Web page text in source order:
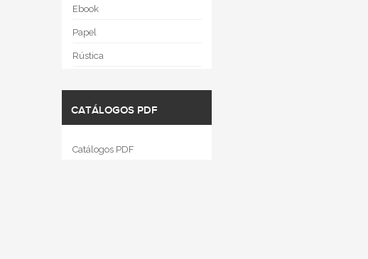
Ebook
Papel
Rústica
CATÁLOGOS PDF
Catálogos PDF